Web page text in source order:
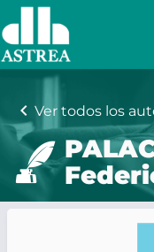
chevron_left Ver todos los